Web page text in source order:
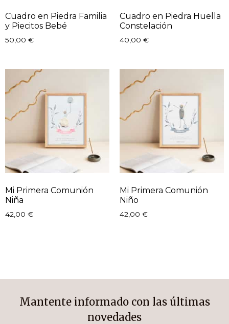
Cuadro en Piedra Familia
y Piecitos Bebé
50,00 €
Cuadro en Piedra Huella
Constelación
40,00 €
Mi Primera Comunión
Niña
42,00 €
Mi Primera Comunión
Niño
42,00 €
Mantente informado con las últimas
novedades